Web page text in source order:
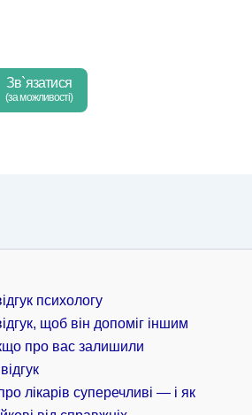
Зв`язатися
(за можливості)
психологу
щоб він допоміг іншим
про вас залишили
лікарів суперечливі — і як